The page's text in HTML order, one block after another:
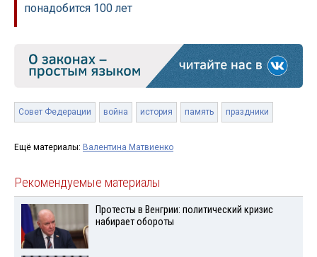
понадобится 100 лет
Совет Федерации война история память праздники
Ещё материалы: Валентина Матвиенко
Рекомендуемые материалы
Протесты в Венгрии: политический кризис
набирает обороты